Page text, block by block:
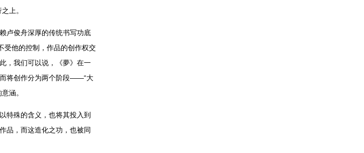
上。
卢俊舟深厚的传统书写功底
受他的控制，作品的创作权交
，我们可以说，《夢》在一
将创作分为两个阶段——“大
涵。
特殊的含义，也将其投入到
品，而这造化之功，也被同